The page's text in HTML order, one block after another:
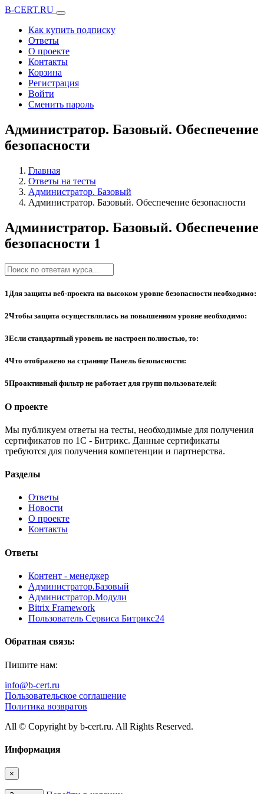
B-CERT.RU
Как купить подписку
Ответы
О проекте
Контакты
Корзина
Регистрация
Войти
Сменить пароль
Администратор. Базовый. Обеспечение
безопасности
Главная
Ответы на тесты
Администратор. Базовый
Администратор. Базовый. Обеспечение безопасности
Администратор. Базовый. Обеспечение
безопасности 1
1 Для защиты веб-проекта на высоком уровне безопасности необходимо:
2Чтобы защита осуществлялась на повышенном уровне необходимо:
3Если стандартный уровень не настроен полностью, то:
4Что отображено на странице Панель безопасности:
5Проактивный фильтр не работает для групп пользователей:
О проекте
Мы публикуем ответы на тесты, необходимые для получения
сертификатов по 1С - Битрикс. Данные сертификаты
требуются для получения компетенции и партнерства.
Разделы
Ответы
Новости
О проекте
Контакты
Ответы
Контент - менеджер
Администратор.Базовый
Администратор.Модули
Bitrix Framework
Пользователь Сервиса Битрикс24
Обратная связь:
Пишите нам:
info@b-cert.ru
Пользовательское соглашение
Политика возвратов
All © Copyright by b-cert.ru. All Rights Reserved.
Информация
×